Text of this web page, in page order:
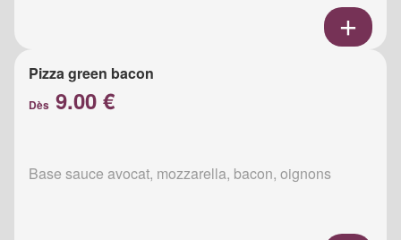
Pizza green bacon
Dès 9.00 €
Base sauce avocat, mozzarella, bacon, oignons